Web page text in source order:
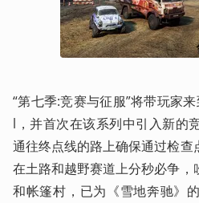
“第七季:竞赛与征服”将带玩家
l，并首次在该系列中引入新的
通往终点线的路上确保通过检
在土路和越野赛道上分秒必争
和帐篷村，已为《雪地奔驰》